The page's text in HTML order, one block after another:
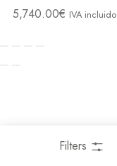
Filters
5,740.00€ IVA incluido